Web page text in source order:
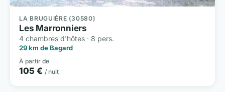
LA BRUGUIÈRE (30580)
Les Marronniers
4 chambres d'hôtes · 8 pers.
29 km de Bagard
À partir de
105 € / nuit